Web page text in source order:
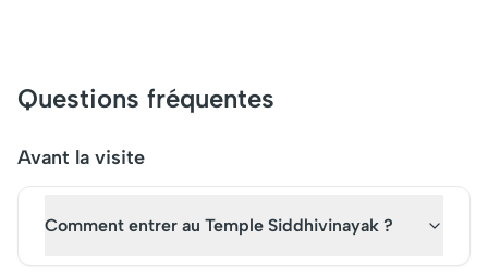
attire des milliers de visiteurs
chaque année. Les billets
emblématique permettent
monumentales. Aujourd'hui, il
passionnés d'histoire
Questions fréquentes
Avant la visite
Comment entrer au Temple Siddhivinayak ?